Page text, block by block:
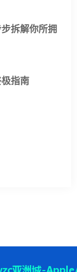
拆解你所拥
指南